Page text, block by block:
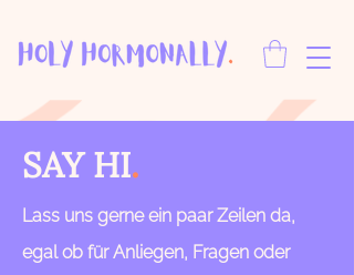
SAY HI.
Lass uns gerne ein paar Zeilen da,
egal ob für Anliegen, Fragen oder